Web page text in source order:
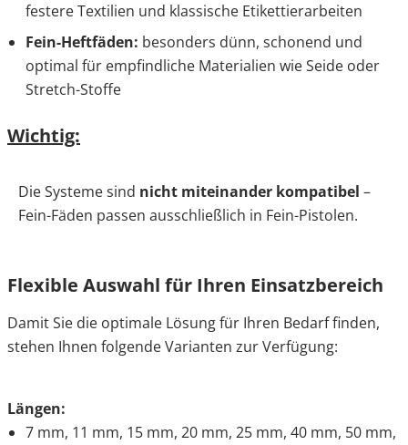
festere Textilien und klassische Etikettierarbeiten
Fein-Heftfäden: besonders dünn, schonend und
optimal für empfindliche Materialien wie Seide oder
Stretch-Stoffe
Wichtig:
Die Systeme sind nicht miteinander kompatibel –
Fein-Fäden passen ausschließlich in Fein-Pistolen.
Flexible Auswahl für Ihren Einsatzbereich
Damit Sie die optimale Lösung für Ihren Bedarf finden,
stehen Ihnen folgende Varianten zur Verfügung:
Längen:
7 mm, 11 mm, 15 mm, 20 mm, 25 mm, 40 mm, 50 mm,